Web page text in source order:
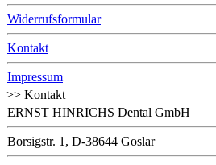
Widerrufsformular
Kontakt
Impressum
>> Kontakt
ERNST HINRICHS Dental GmbH
Borsigstr. 1, D-38644 Goslar